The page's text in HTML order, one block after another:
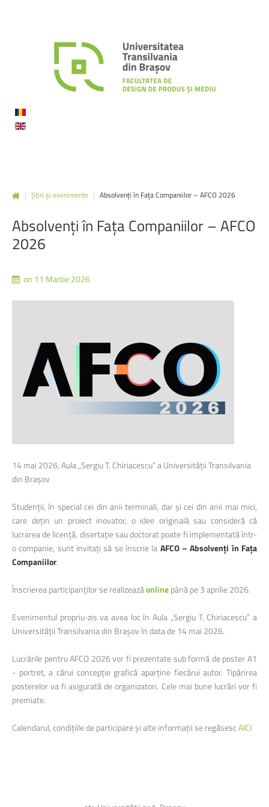
| Știri și evenimente | Absolvenți în Fața Companiilor – AFCO 2026
Absolvențiîn Fața Companiilor–AFCO
2026
on 11 Martie 2026
14 mai 2026, Aula „Sergiu T. Chiriacescu” a Universității Transilvania
din Brașov
Studenții, în special cei din anii terminali, dar și cei din anii mai mici,
care dețin un proiect inovator, o idee originală sau consideră că
lucrarea de licență, disertație sau doctorat poate fi implementată într-
o companie, sunt invitați să se înscrie la AFCO – Absolvenți în Fața
Companiilor.
Înscrierea participanților se realizeazăonlinepână pe 3 aprilie 2026.
Evenimentul propriu-zis va avea loc în Aula „Sergiu T. Chiriacescu” a
Universității Transilvania din Brașov în data de 14 mai 2026.
Lucrările pentru AFCO 2026 vor fi prezentate sub formă de poster A1
- portret, a cărui concepție grafică aparține fiecărui autor. Tipărirea
posterelor va fi asigurată de organizatori. Cele mai bune lucrări vor fi
premiate.
Calendarul, condițiile de participare și alte informații se regăsescAICI